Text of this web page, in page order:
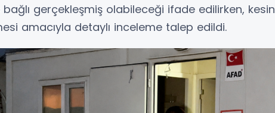
gerçekleşmiş olabileceği ifade edilirken, kesin
amacıyla detaylı inceleme talep edildi.